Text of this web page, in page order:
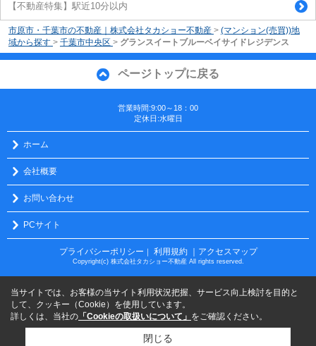
【不動産特集】駅近10分以内
市原市・千葉市の不動産｜株式会社タカショー不動産 > (マンション(売買))地
域から探す > 千葉市中央区 > グランスイートブルーベイサイドレジデンス
ページトップに戻る
営業時間:9:00～18：00
定休日:水曜日
ホーム
会社概要
お問い合わせ
PCサイト
プライバシーポリシー 利用規約 ｜アクセスマップ
Copyright(c) 株式会社タカショー不動産 All rights reserved.
当サイトでは、お客様の当サイト利用状況把握、サービス向上検討を目的と
して、クッキー（Cookie）を使用しています。
詳しくは、当社の 「Cookieの取扱いについて」 をご確認ください。
閉じる